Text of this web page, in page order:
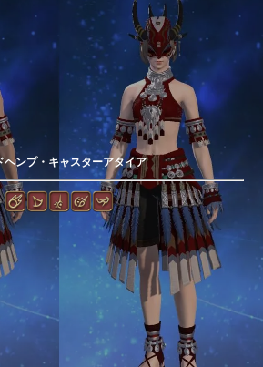
ヘンプ・キャスターアタイア